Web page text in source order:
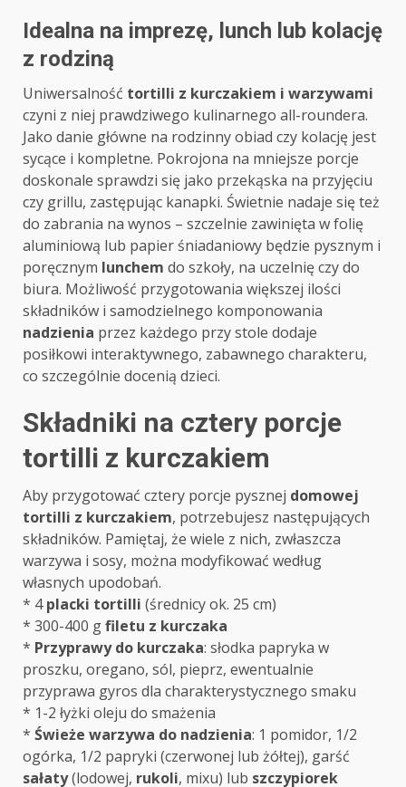
Idealna na imprezę, lunch lub kolację
z rodziną
Uniwersalność tortilli z kurczakiem i warzywami
czyni z niej prawdziwego kulinarnego all-roundera.
Jako danie główne na rodzinny obiad czy kolację jest
sycące i kompletne. Pokrojona na mniejsze porcje
doskonale sprawdzi się jako przekąska na przyjęciu
czy grillu, zastępując kanapki. Świetnie nadaje się też
do zabrania na wynos – szczelnie zawinięta w folię
aluminiową lub papier śniadaniowy będzie pysznym i
poręcznym lunchem do szkoły, na uczelnię czy do
biura. Możliwość przygotowania większej ilości
składników i samodzielnego komponowania
nadzienia przez każdego przy stole dodaje
posiłkowi interaktywnego, zabawnego charakteru,
co szczególnie docenią dzieci.
Składniki na cztery porcje
tortilli z kurczakiem
Aby przygotować cztery porcje pysznej domowej
tortilli z kurczakiem, potrzebujesz następujących
składników. Pamiętaj, że wiele z nich, zwłaszcza
warzywa i sosy, można modyfikować według
własnych upodobań.
* 4placki tortilli (średnicy ok. 25 cm)
* 300-400 gfiletu z kurczaka
* Przyprawy do kurczaka: słodka papryka w
proszku, oregano, sól, pieprz, ewentualnie
przyprawa gyros dla charakterystycznego smaku
* 1-2 łyżki oleju do smażenia
* Świeże warzywa do nadzienia: 1 pomidor, 1/2
ogórka, 1/2 papryki (czerwonej lub żółtej), garść
sałaty(lodowej, rukoli, mixu) lub szczypiorek